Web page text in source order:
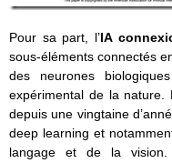
Pour sa part, l’IA
sous-éléments connectés
des neurones
expérimental de la nature.
depuis une vingtaine
deep learning et
langage et de la